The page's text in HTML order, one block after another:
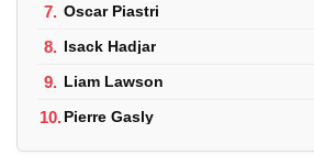
7. Oscar Piastri
8. Isack Hadjar
9. Liam Lawson
10.Pierre Gasly